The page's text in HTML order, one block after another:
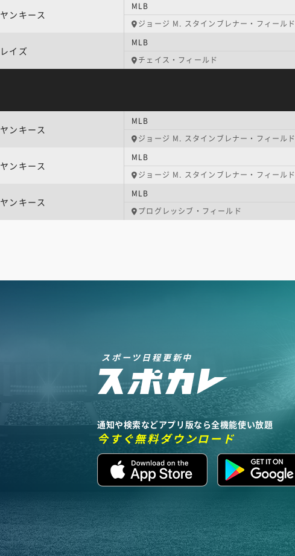
ヤンキース
MLB
ジョージ M. スタインブレナー・フィールド
レイズ
MLB
チェイス・フィールド
ヤンキース
MLB
ジョージ M. スタインブレナー・フィールド
ヤンキース
MLB
ジョージ M. スタインブレナー・フィールド
ヤンキース
MLB
プログレッシブ・フィールド
スポーツ日程更新中
通知や検索などアプリ版なら全機能使い放題
今すぐ無料ダウンロード